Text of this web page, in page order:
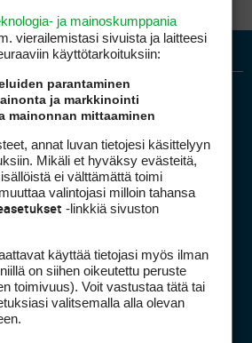
Golfpiste mediakortti
yhteystiedot
avoimuusraportti
ja mainoskumppania
vierailemis­tasi sivuista ja laitteesi
käyttötarkoituksiin:
parantaminen
ja markkinointi
mainonnan mittaaminen
annat luvan tietojesi käsittelyyn
Mikäli et hyväksy evästeitä,
ei välttämättä toimi
valintojasi milloin tahansa
-linkkiä sivuston
käyttää tietojasi myös ilman
on siihen oikeutettu peruste
toimivuus). Voit vastustaa tätä tai
valitsemalla alla olevan